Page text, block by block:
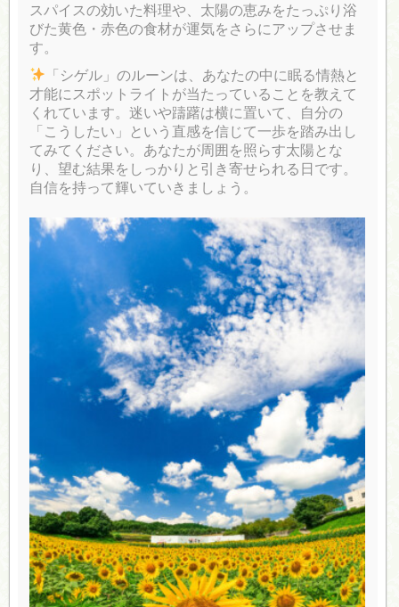
スパイスの効いた料理や、太陽の恵みをたっぷり浴
びた黄色・赤色の食材が運気をさらにアップさせま
す。
「シゲル」のルーンは、あなたの中に眠る情熱と
才能にスポットライトが当たっていることを教えて
くれています。迷いや躊躇は横に置いて、自分の
「こうしたい」という直感を信じて一歩を踏み出し
てみてください。あなたが周囲を照らす太陽とな
り、望む結果をしっかりと引き寄せられる日です。
自信を持って輝いていきましょう。